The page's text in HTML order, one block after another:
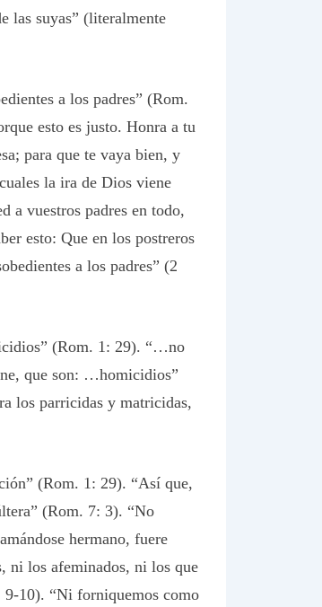
las suyas” (literalmente
a los padres” (Rom.
esto es justo. Honra a tu
para que te vaya bien, y
la ira de Dios viene
a vuestros padres en todo,
esto: Que en los postreros
a los padres” (2
(Rom. 1: 29). “…no
que son: …homicidios”
los parricidas y matricidas,
(Rom. 1: 29). “Así que,
(Rom. 7: 3). “No
hermano, fuere
ni los afeminados, ni los que
10). “Ni forniquemos como